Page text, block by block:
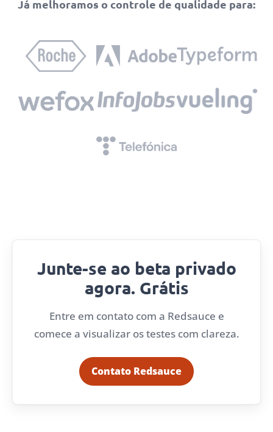
Já melhoramos o controle de qualidade para:
Junte-se ao beta privado
agora. Grátis
Entre em contato com a Redsauce e
comece a visualizar os testes com clareza.
Contato Redsauce